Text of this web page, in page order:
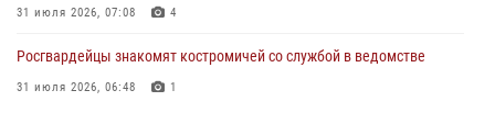
31 июля 2026, 07:08 4
Росгвардейцы знакомят костромичей со службой в ведомстве
31 июля 2026, 06:48 1